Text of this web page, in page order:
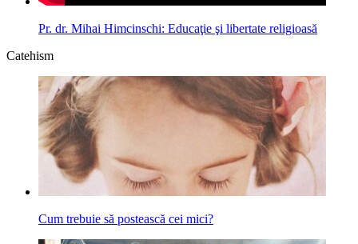
Pr. dr. Mihai Himcinschi: Educaţie şi libertate religioasă
Catehism
Cum trebuie să postească cei mici?